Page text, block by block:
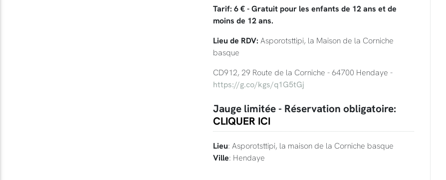
Tarif: 6 € - Gratuit pour les enfants de 12 ans et de
moins de 12 ans.
Lieu de RDV: Asporotsttipi, la Maison de la Corniche
basque
CD912, 29 Route de la Corniche - 64700 Hendaye -
https://g.co/kgs/q1G5tGj
Jauge limitée - Réservation obligatoire:
CLIQUER ICI
Lieu: Asporotsttipi, la maison de la Corniche basque
Ville: Hendaye